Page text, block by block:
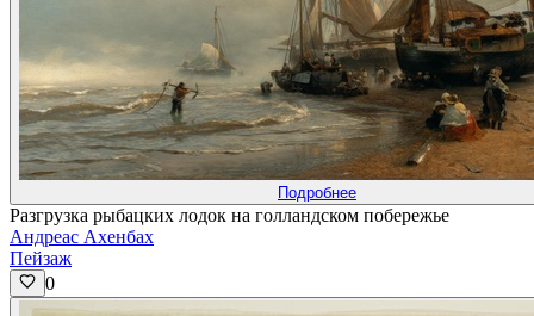
Подробнее
Разгрузка рыбацких лодок на голландском побережье
Андреас Ахенбах
Пейзаж
0